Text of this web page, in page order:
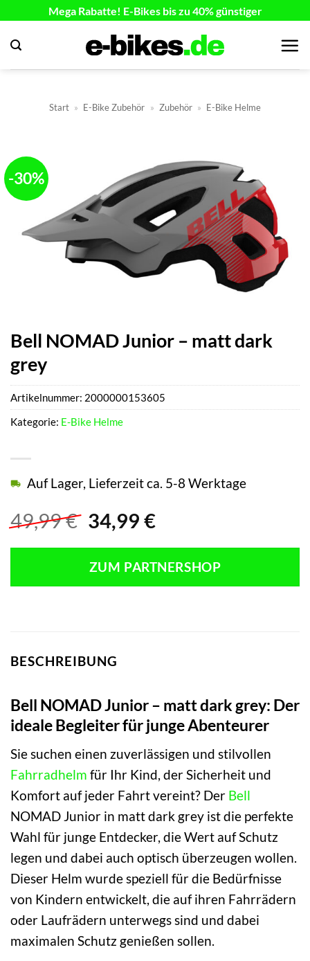
springen
Mega Rabatte! E-Bikes bis zu 40% günstiger
Start » E-Bike Zubehör » Zubehör » E-Bike Helme
-30%
Bell NOMAD Junior – matt dark
grey
49,99€ Ursprünglicher
war:
49,99 €
34,99 €Aktueller
ist:
34,99 €.
Auf Lager, Lieferzeit ca. 5-8 Werktage
ZUM PARTNERSHOP
Artikelnummer: 2000000153605
Kategorie: E-Bike Helme
BESCHREIBUNG
Bell NOMAD Junior – matt dark grey: Der
ideale Begleiter für junge Abenteurer
Sie suchen einen zuverlässigen und stilvollen
Fahrradhelm für Ihr Kind, der Sicherheit und
Komfort auf jeder Fahrt vereint? Der Bell
NOMAD Junior in matt dark grey ist die perfekte
Wahl für junge Entdecker, die Wert auf Schutz
legen und dabei auch optisch überzeugen wollen.
Dieser Helm wurde speziell für die Bedürfnisse
von Kindern entwickelt, die auf ihren Fahrrädern
oder Laufrädern unterwegs sind und dabei
maximalen Schutz genießen sollen.